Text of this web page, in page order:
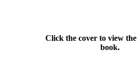
Click the cover to view
book.